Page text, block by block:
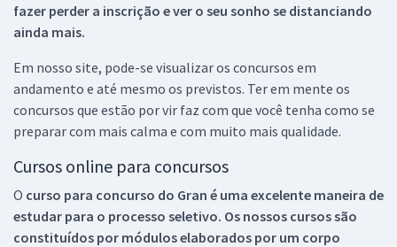
fazer perder a inscrição e ver o seu sonho se distanciando
ainda mais.
Em nosso site, pode-se visualizar os concursos em
andamento e até mesmo os previstos. Ter em mente os
concursos que estão por vir faz com que você tenha como se
preparar com mais calma e com muito mais qualidade.
Cursos online para concursos
O curso para concurso do Gran é uma excelente maneira de
estudar para o processo seletivo. Os nossos cursos são
constituídos por módulos elaborados por um corpo